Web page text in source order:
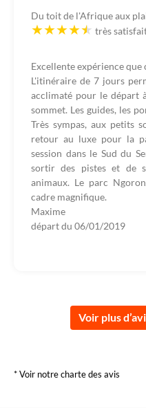
Du toit de l'Afrique aux
très
Excellente expérience
L'itinéraire de 7 jours
acclimaté pour le départ
sommet. Les guides, les
Très sympas, aux petits
retour au luxe pour la
session dans le Sud du
sortir des pistes et de
animaux. Le parc
cadre magnifique.
Maxime
départ du 06/01/2019
Voir plus
* Voir notre charte des avis